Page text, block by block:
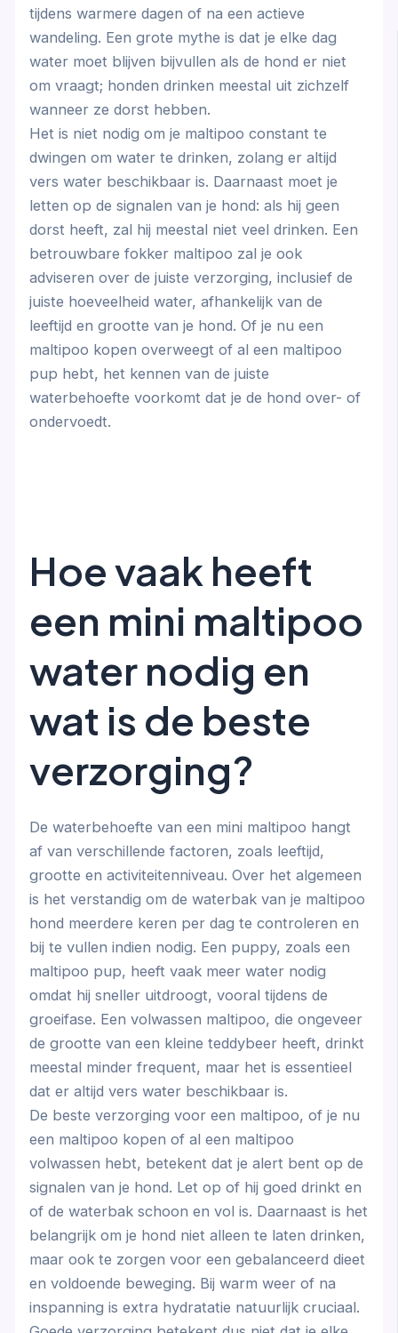
tijdens warmere dagen of na een actieve
wandeling. Een grote mythe is dat je elke dag
water moet blijven bijvullen als de hond er niet
om vraagt; honden drinken meestal uit zichzelf
wanneer ze dorst hebben.
Het is niet nodig om je maltipoo constant te
dwingen om water te drinken, zolang er altijd
vers water beschikbaar is. Daarnaast moet je
letten op de signalen van je hond: als hij geen
dorst heeft, zal hij meestal niet veel drinken. Een
betrouwbare fokker maltipoo zal je ook
adviseren over de juiste verzorging, inclusief de
juiste hoeveelheid water, afhankelijk van de
leeftijd en grootte van je hond. Of je nu een
maltipoo kopen overweegt of al een maltipoo
pup hebt, het kennen van de juiste
waterbehoefte voorkomt dat je de hond over- of
ondervoedt.
Hoe vaak heeft
een mini maltipoo
water nodig en
wat is de beste
verzorging?
De waterbehoefte van een mini maltipoo hangt
af van verschillende factoren, zoals leeftijd,
grootte en activiteitenniveau. Over het algemeen
is het verstandig om de waterbak van je maltipoo
hond meerdere keren per dag te controleren en
bij te vullen indien nodig. Een puppy, zoals een
maltipoo pup, heeft vaak meer water nodig
omdat hij sneller uitdroogt, vooral tijdens de
groeifase. Een volwassen maltipoo, die ongeveer
de grootte van een kleine teddybeer heeft, drinkt
meestal minder frequent, maar het is essentieel
dat er altijd vers water beschikbaar is.
De beste verzorging voor een maltipoo, of je nu
een maltipoo kopen of al een maltipoo
volwassen hebt, betekent dat je alert bent op de
signalen van je hond. Let op of hij goed drinkt en
of de waterbak schoon en vol is. Daarnaast is het
belangrijk om je hond niet alleen te laten drinken,
maar ook te zorgen voor een gebalanceerd dieet
en voldoende beweging. Bij warm weer of na
inspanning is extra hydratatie natuurlijk cruciaal.